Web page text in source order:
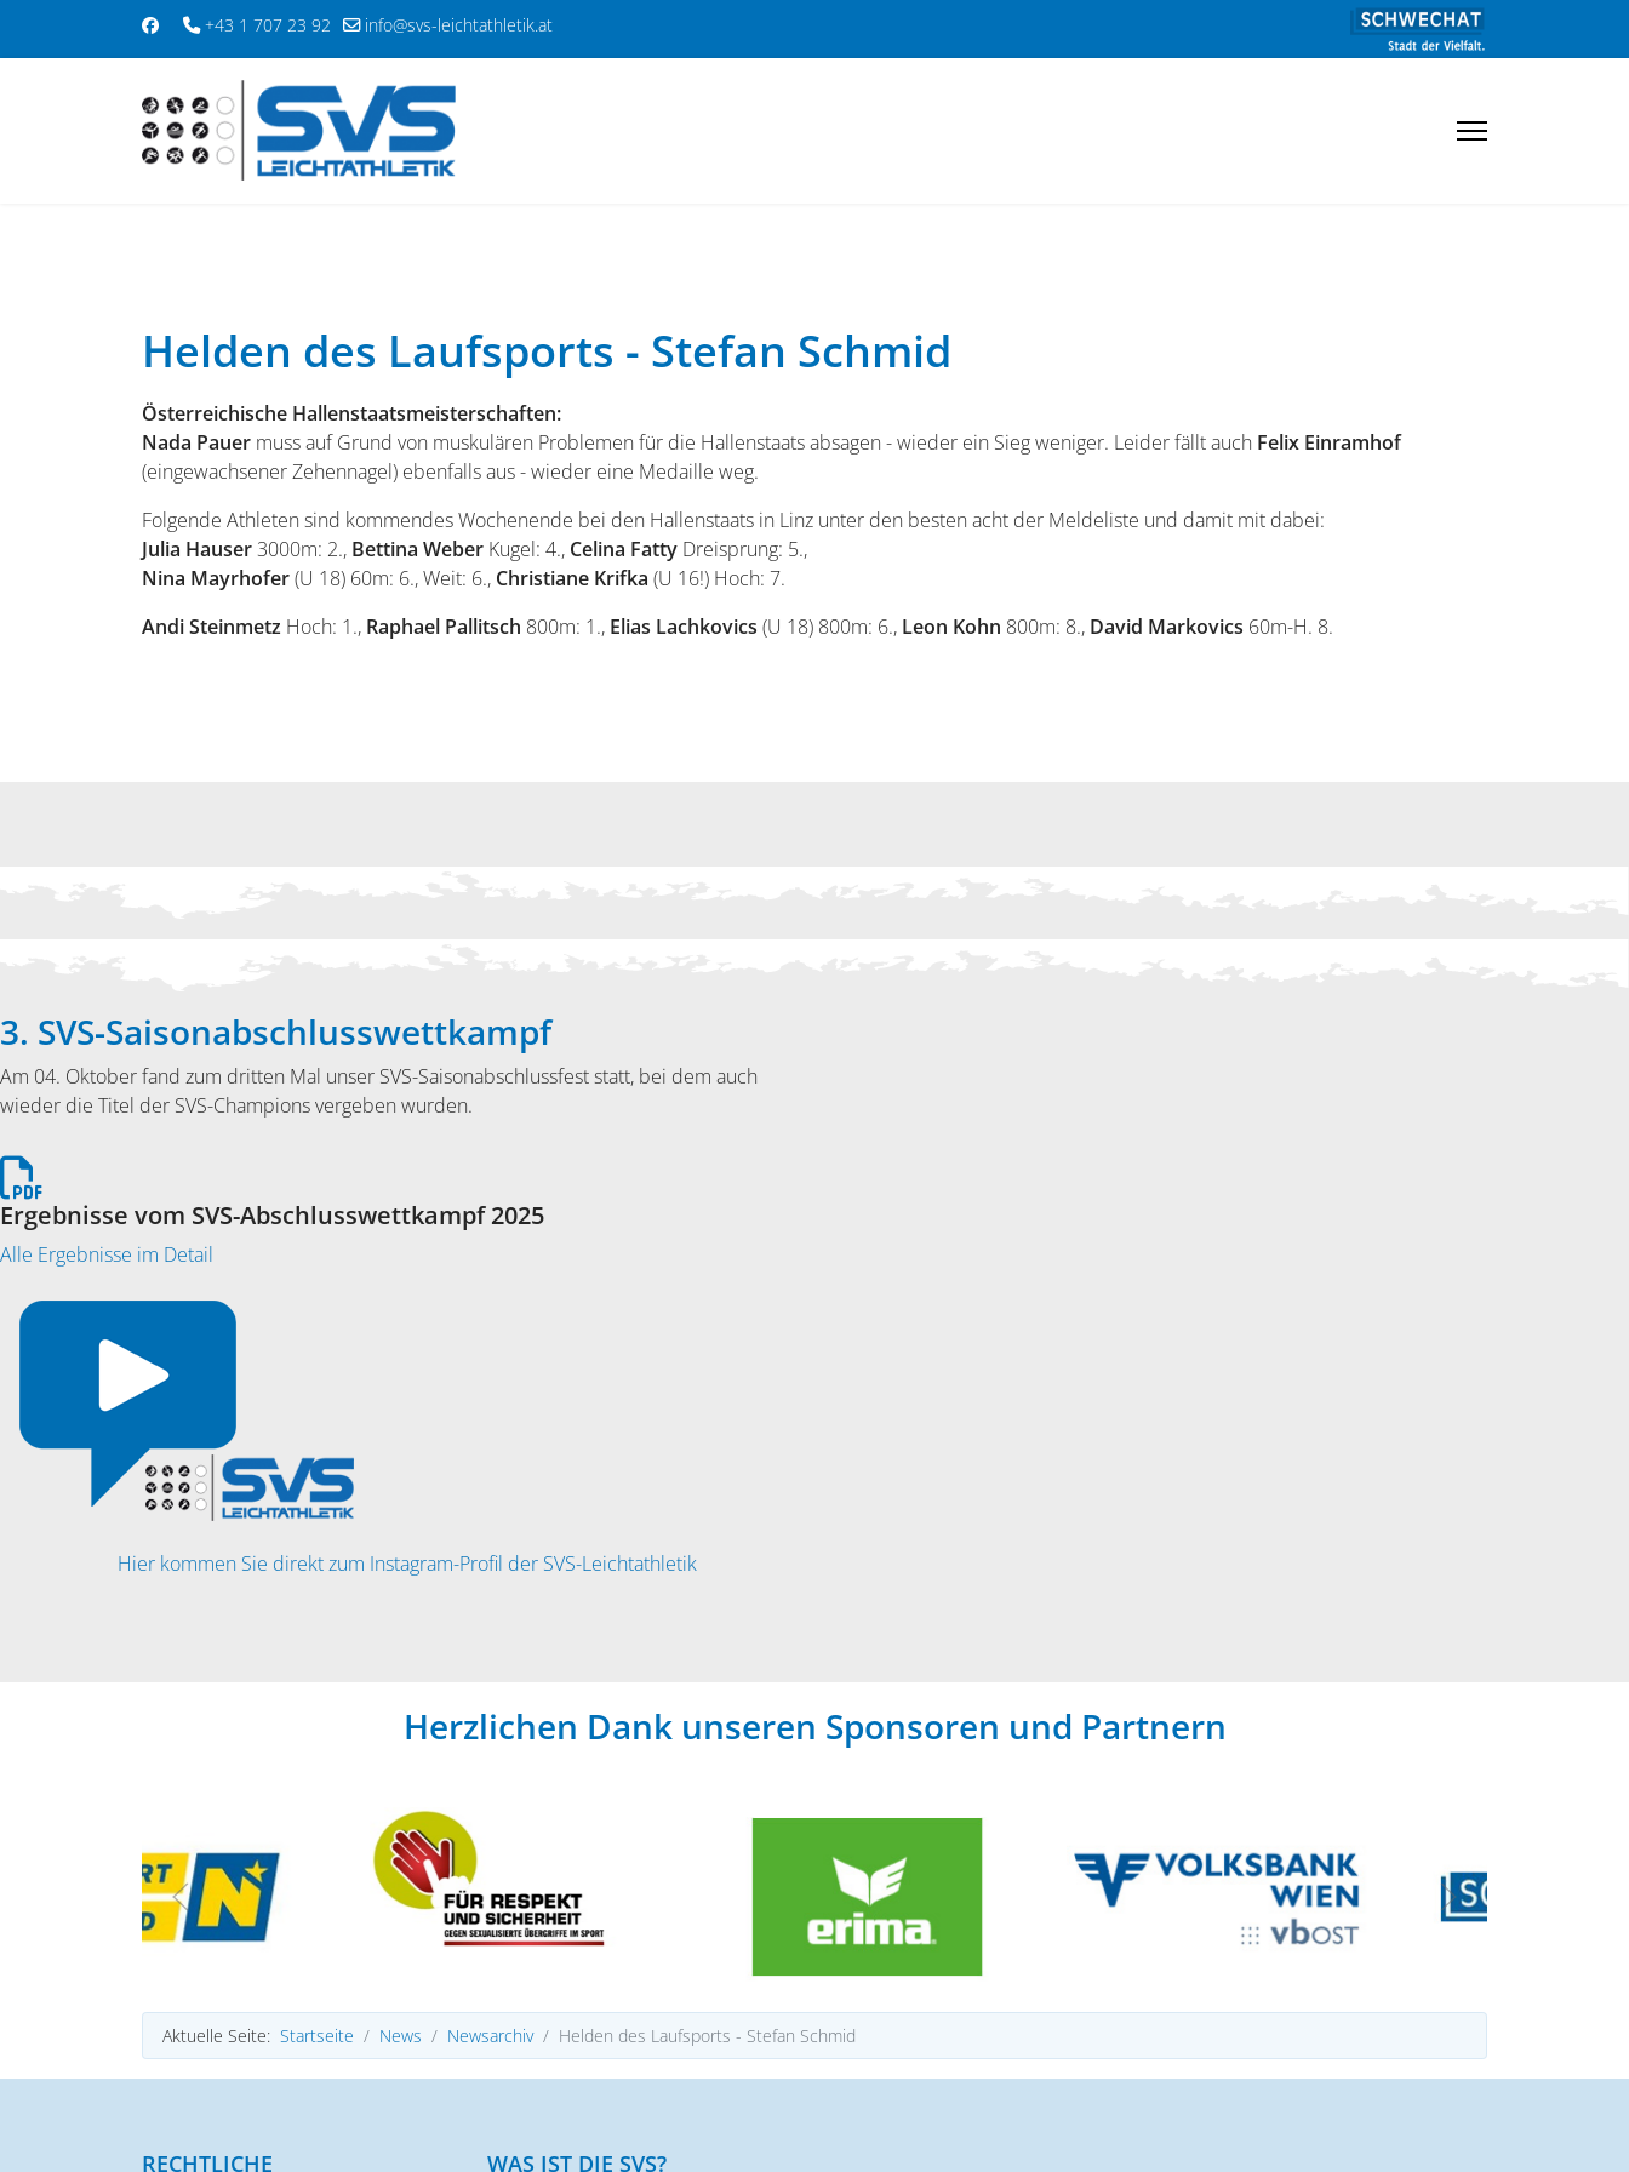
+43 1 707 23 92 info@svs-leichtathletik.at
Helden des Laufsports - Stefan Schmid
Österreichische Hallenstaatsmeisterschaften:
Nada Pauer muss auf Grund von muskulären Problemen für die Hallenstaats absagen - wieder ein Sieg weniger. Leider fällt auch Felix Einramhof
(eingewachsener Zehennagel) ebenfalls aus - wieder eine Medaille weg.
Folgende Athleten sind kommendes Wochenende bei den Hallenstaats in Linz unter den besten acht der Meldeliste und damit mit dabei:
Julia Hauser 3000m: 2., Bettina Weber Kugel: 4., Celina Fatty Dreisprung: 5.,
Nina Mayrhofer(U 18) 60m: 6., Weit: 6., Christiane Krifka (U 16!) Hoch: 7.
Andi Steinmetz Hoch: 1., Raphael Pallitsch 800m: 1., Elias Lachkovics (U 18) 800m: 6., Leon Kohn 800m: 8., David Markovics 60m-H. 8.
3. SVS-Saisonabschlusswettkampf
Am 04. Oktober fand zum dritten Mal unser SVS-Saisonabschlussfest statt, bei dem auch
wieder die Titel der SVS-Champions vergeben wurden.
Ergebnisse vom SVS-Abschlusswettkampf 2025
Alle Ergebnisse im Detail
Hier kommen Sie direkt zum Instagram-Profil der SVS-Leichtathletik
Herzlichen Dank unseren Sponsoren und Partnern
Aktuelle Seite: Startseite News Newsarchiv Helden des Laufsports - Stefan Schmid
RECHTLICHE WAS IST DIE SVS?